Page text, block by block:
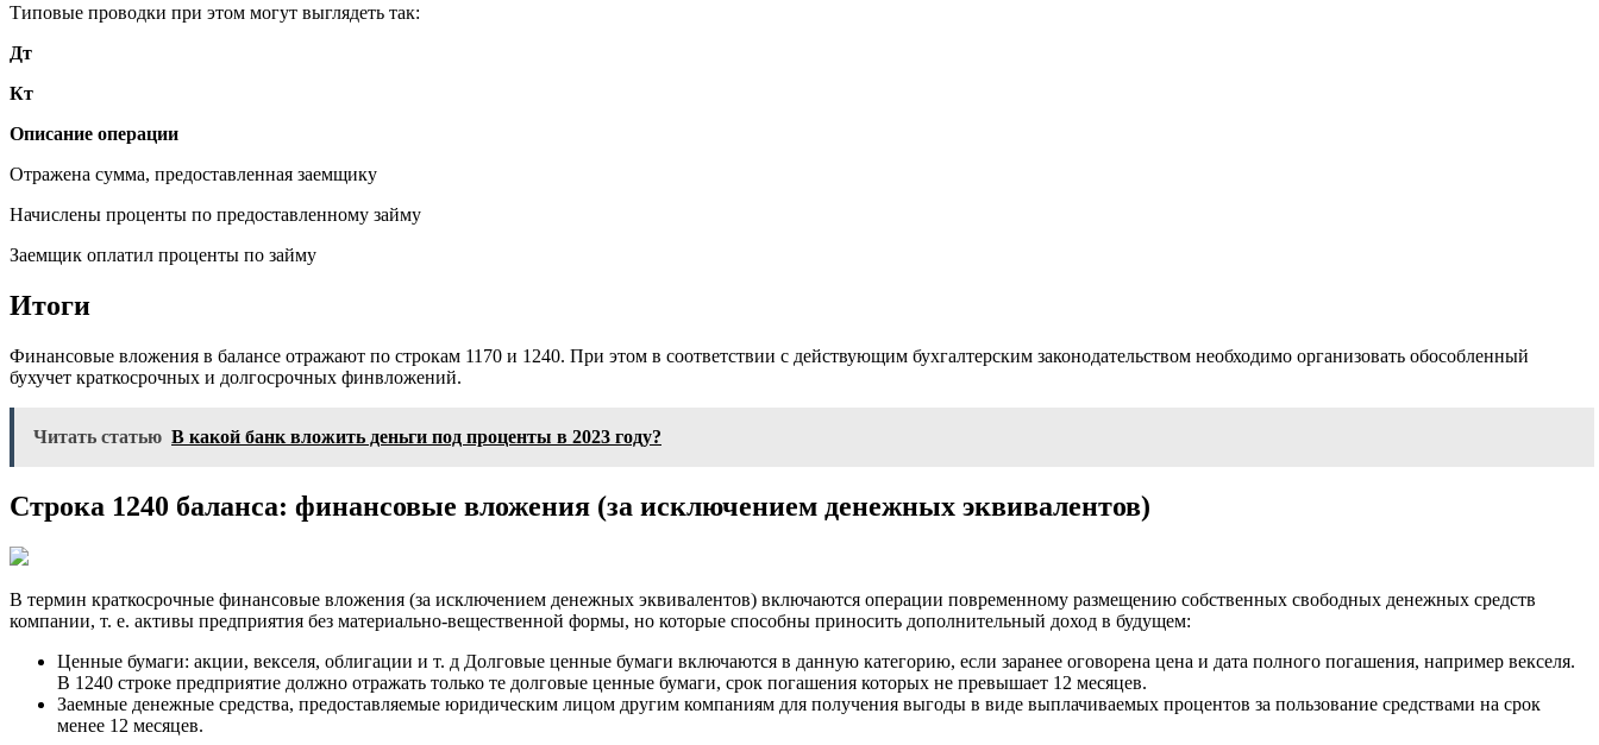
Типовые проводки при этом могут выглядеть так:
Дт
Кт
Описание операции
Отражена сумма, предоставленная заемщику
Начислены проценты по предоставленному займу
Заемщик оплатил проценты по займу
Итоги
Финансовые вложения в балансе отражают по строкам 1170 и 1240. При этом в соответствии с действующим бухгалтерским законодательством необходимо организовать обособленный
бухучет краткосрочных и долгосрочных финвложений.
Читать статью В какой банк вложить деньги под проценты в 2023 году?
Строка 1240 баланса: финансовые вложения (за исключением денежных эквивалентов)
В термин краткосрочные финансовые вложения (за исключением денежных эквивалентов) включаются операции повременному размещению собственных свободных денежных средств
компании, т. е. активы предприятия без материально-вещественной формы, но которые способны приносить дополнительный доход в будущем:
Ценные бумаги: акции, векселя, облигации и т. д Долговые ценные бумаги включаются в данную категорию, если заранее оговорена цена и дата полного погашения, например векселя.
В 1240 строке предприятие должно отражать только те долговые ценные бумаги, срок погашения которых не превышает 12 месяцев.
Заемные денежные средства, предоставляемые юридическим лицом другим компаниям для получения выгоды в виде выплачиваемых процентов за пользование средствами на срок
менее 12 месяцев.